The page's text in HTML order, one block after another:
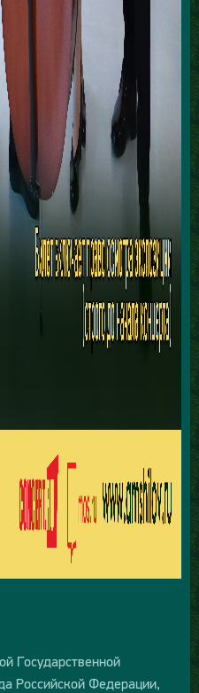
Государственной
Российской Федерации,